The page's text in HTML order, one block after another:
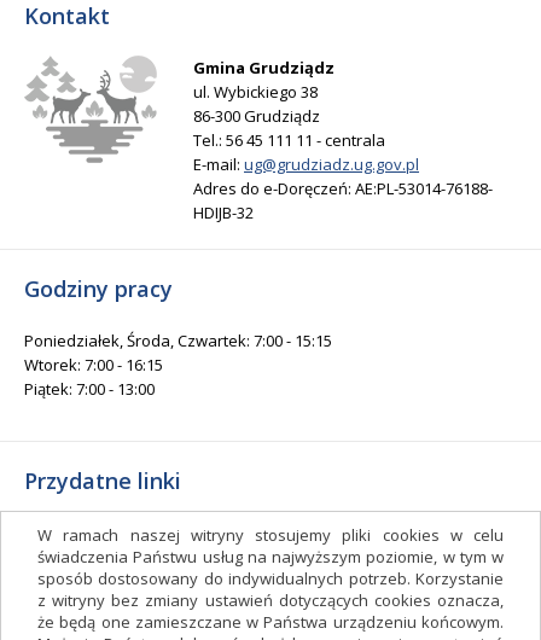
W ramach naszej witryny stosujemy pliki cookies w celu
świadczenia Państwu usług na najwyższym poziomie, w tym w
sposób dostosowany do indywidualnych potrzeb. Korzystanie
z witryny bez zmiany ustawień dotyczących cookies oznacza,
że będą one zamieszczane w Państwa urządzeniu końcowym.
Kontakt
Gmina Grudziądz
ul. Wybickiego 38
86-300 Grudziądz
Tel.: 56 45 111 11 - centrala
E-mail: ug@grudziadz.ug.gov.pl
Adres do e-Doręczeń: AE:PL-53014-76188-
HDIJB-32
Godziny pracy
Poniedziałek, Środa, Czwartek: 7:00 - 15:15
Wtorek: 7:00 - 16:15
Piątek: 7:00 - 13:00
Przydatne linki
Gminny Ośrodek Kultury i Sportu
Gminna Biblioteka Publiczna
facebook.com/gminagrudziadz
Deklaracja dostępności